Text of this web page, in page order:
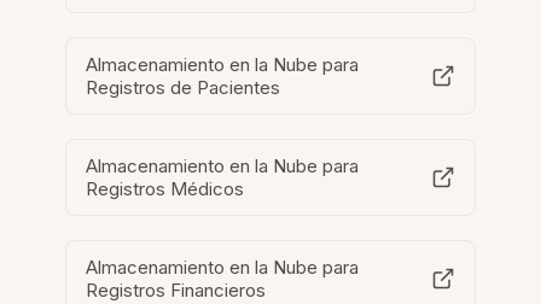
Almacenamiento en la Nube para
Registros de Pacientes
Almacenamiento en la Nube para
Registros Médicos
Almacenamiento en la Nube para
Registros Financieros